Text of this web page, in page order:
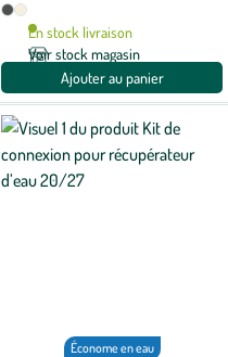
Disponible
coloris
Anthracite
Beige
En stock livraison
Voir stock magasin
Ajouter au panier
Économe en eau